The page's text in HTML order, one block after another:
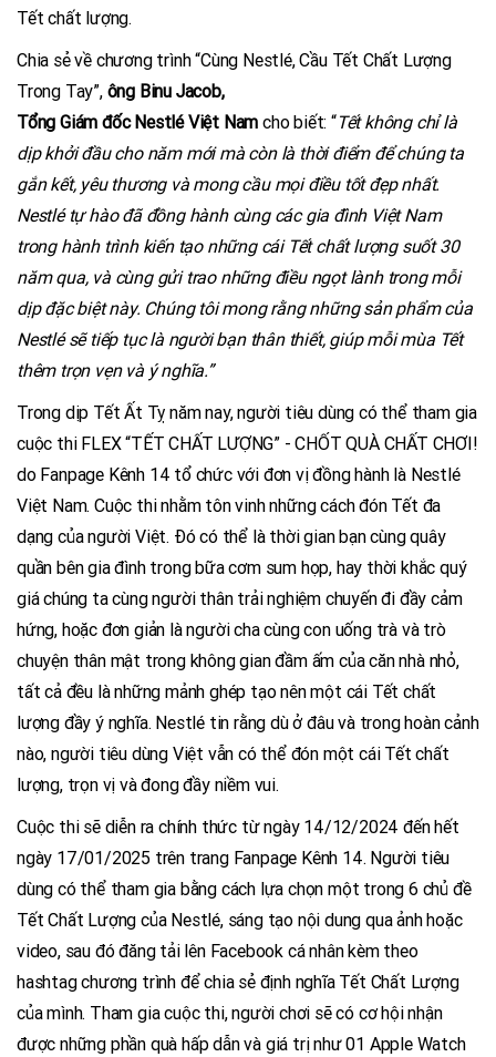
Tết chất lượng.
Chia sẻ về chương trình “Cùng Nestlé, Cầu Tết Chất Lượng
Trong Tay”, ông Binu Jacob,
Tổng Giám đốc Nestlé Việt Nam cho biết: “Tết không chỉ là
dịp khởi đầu cho năm mới mà còn là thời điểm để chúng ta
gắn kết, yêu thương và mong cầu mọi điều tốt đẹp nhất.
Nestlé tự hào đã đồng hành cùng các gia đình Việt Nam
trong hành trình kiến tạo những cái Tết chất lượng suốt 30
năm qua, và cùng gửi trao những điều ngọt lành trong mỗi
dịp đặc biệt này. Chúng tôi mong rằng những sản phẩm của
Nestlé sẽ tiếp tục là người bạn thân thiết, giúp mỗi mùa Tết
thêm trọn vẹn và ý nghĩa.”
Trong dịp Tết Ất Tỵ năm nay, người tiêu dùng có thể tham gia
cuộc thi FLEX “TẾT CHẤT LƯỢNG” - CHỐT QUÀ CHẤT CHƠI!
do Fanpage Kênh 14 tổ chức với đơn vị đồng hành là Nestlé
Việt Nam. Cuộc thi nhằm tôn vinh những cách đón Tết đa
dạng của người Việt. Đó có thể là thời gian bạn cùng quây
quần bên gia đình trong bữa cơm sum họp, hay thời khắc quý
giá chúng ta cùng người thân trải nghiệm chuyến đi đầy cảm
hứng, hoặc đơn giản là người cha cùng con uống trà và trò
chuyện thân mật trong không gian đầm ấm của căn nhà nhỏ,
tất cả đều là những mảnh ghép tạo nên một cái Tết chất
lượng đầy ý nghĩa. Nestlé tin rằng dù ở đâu và trong hoàn cảnh
nào, người tiêu dùng Việt vẫn có thể đón một cái Tết chất
lượng, trọn vị và đong đầy niềm vui.
Cuộc thi sẽ diễn ra chính thức từ ngày 14/12/2024 đến hết
ngày 17/01/2025 trên trang Fanpage Kênh 14. Người tiêu
dùng có thể tham gia bằng cách lựa chọn một trong 6 chủ đề
Tết Chất Lượng của Nestlé, sáng tạo nội dung qua ảnh hoặc
video, sau đó đăng tải lên Facebook cá nhân kèm theo
hashtag chương trình để chia sẻ định nghĩa Tết Chất Lượng
của mình. Tham gia cuộc thi, người chơi sẽ có cơ hội nhận
được những phần quà hấp dẫn và giá trị như 01 Apple Watch